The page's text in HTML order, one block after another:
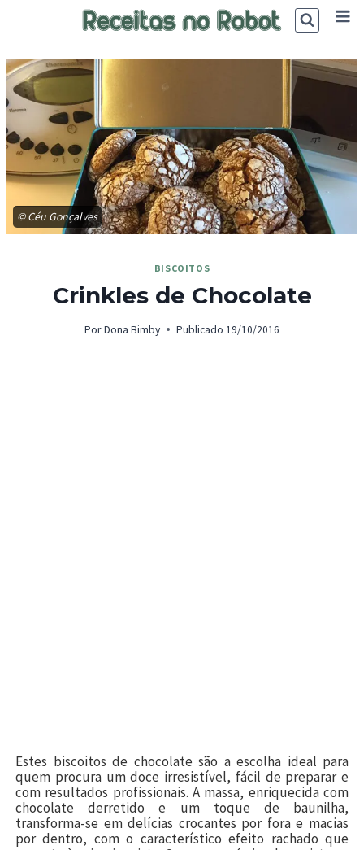
© Céu Gonçalves
BISCOITOS
Crinkles de Chocolate
Por Dona Bimby Publicado 19/10/2016
Estes biscoitos de chocolate são a escolha ideal para
quem procura um doce irresistível, fácil de preparar e
com resultados profissionais. A massa, enriquecida com
chocolate derretido e um toque de baunilha,
transforma-se em delícias crocantes por fora e macias
por dentro, com o característico efeito rachado que